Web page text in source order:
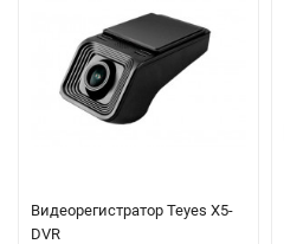
Видеорегистратор Teyes X5-
DVR